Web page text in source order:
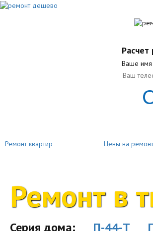
Ваше имя
Ремонт квартир Цены на
Ремонт в
Серия дома: П-44-Т